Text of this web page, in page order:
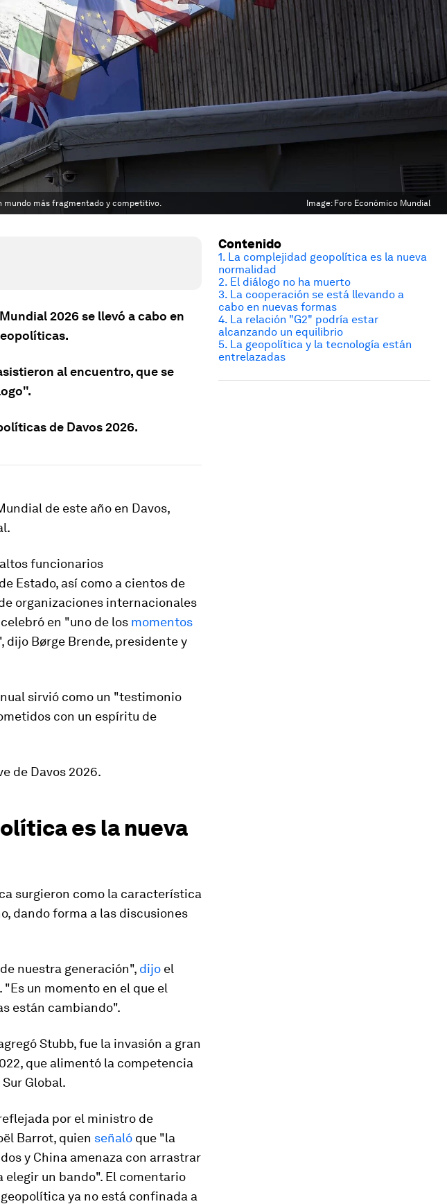
mundo más fragmentado y competitivo. Image: Foro Económico Mundial
2026 se llevó a cabo en
al encuentro, que se
de Davos 2026.
de este año en Davos,
funcionarios
Estado, así como a cientos de
organizaciones internacionales
en "uno de los momentos
dijo Børge Brende, presidente y
sirvió como un "testimonio
con un espíritu de
de Davos 2026.
es la nueva
surgieron como la característica
dando forma a las discusiones
nuestra generación", dijo el
un momento en el que el
están cambiando".
Stubb, fue la invasión a gran
que alimentó la competencia
Global.
por el ministro de
Barrot, quien señaló que "la
y China amenaza con arrastrar
elegir un bando". El comentario
ya no está confinada a
Contenido
1. La complejidad geopolítica es la nueva
normalidad
2. El diálogo no ha muerto
3. La cooperación se está llevando a
cabo en nuevas formas
4. La relación "G2" podría estar
alcanzando un equilibrio
5. La geopolítica y la tecnología están
entrelazadas